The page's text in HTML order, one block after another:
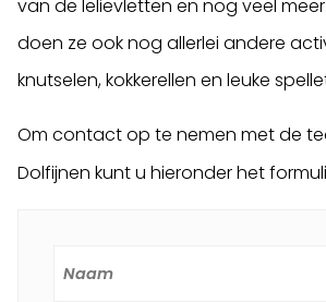
van de lelievletten en nog veel
doen ze ook nog allerlei andere
knutselen, kokkerellen en leuke
Om contact op te nemen met de
Dolfijnen kunt u hieronder het